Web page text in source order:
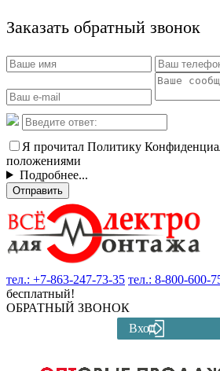
Заказать обратный звонок
Я прочитал Политику
положениями
Подробнее...
Отправить
тел.: +7-863-247-73-35 тел.: 8-800-600-
бесплатный!
ОБРАТНЫЙ ЗВОНОК
Вход